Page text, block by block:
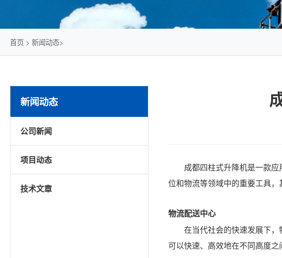
首页 > 新闻动态>
新闻动态
公司新闻
项目动态
技术文章
成都四柱式升降机是一款
位和物流等领域中的重要工具
物流配送中心
在当代社会的快速发展下
可以快速、高效地在不同高度之